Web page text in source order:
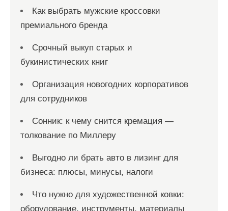
Как выбрать мужские кроссовки
премиального бренда
Срочный выкуп старых и
букинистических книг
Организация новогодних корпоративов
для сотрудников
Сонник: к чему снится кремация —
толкование по Миллеру
Выгодно ли брать авто в лизинг для
бизнеса: плюсы, минусы, налоги
Что нужно для художественной ковки:
оборудование, инструменты, материалы